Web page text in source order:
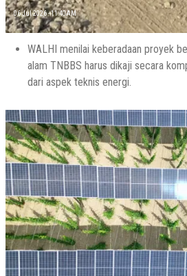
06 Jul 2026 - 11:40AM
WALHI menilai keberadaan proyek
alam TNBBS harus dikaji secara
dari aspek teknis energi.